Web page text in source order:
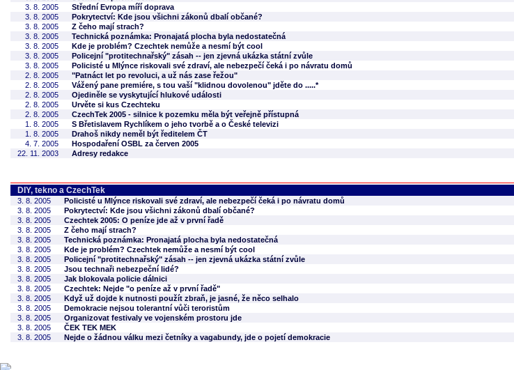
3. 8. 2005
Střední Evropa míří doprava
3. 8. 2005
Pokrytectví: Kde jsou všichni zákonů dbalí občané?
3. 8. 2005
Z čeho mají strach?
3. 8. 2005
Technická poznámka: Pronajatá plocha byla nedostatečná
3. 8. 2005
Kde je problém? Czechtek nemůže a nesmí být cool
3. 8. 2005
Policejní "protitechnařský" zásah -- jen zjevná ukázka státní zvůle
3. 8. 2005
Policisté u Mlýnce riskovali své zdraví, ale nebezpečí čeká i po návratu domů
2. 8. 2005
"Patnáct let po revoluci, a už nás zase řežou"
2. 8. 2005
Vážený pane premiére, s tou vaší "klidnou dovolenou" jděte do .....*
2. 8. 2005
Ojediněle se vyskytující hlukové události
2. 8. 2005
Urvěte si kus Czechteku
2. 8. 2005
CzechTek 2005 - silnice k pozemku měla být veřejně přístupná
1. 8. 2005
S Břetislavem Rychlíkem o jeho tvorbě a o České televizi
1. 8. 2005
Drahoš nikdy neměl být ředitelem ČT
4. 7. 2005
Hospodaření OSBL za červen 2005
22. 11. 2003
Adresy redakce
DIY, tekno a CzechTek
3. 8. 2005 Policisté u Mlýnce riskovali své zdraví, ale nebezpečí čeká i po návratu domů
3. 8. 2005
Pokrytectví: Kde jsou všichni zákonů dbalí občané?
3. 8. 2005
Czechtek 2005: O peníze jde až v první řadě
3. 8. 2005
Z čeho mají strach?
3. 8. 2005
Technická poznámka: Pronajatá plocha byla nedostatečná
3. 8. 2005
Kde je problém? Czechtek nemůže a nesmí být cool
3. 8. 2005
Policejní "protitechnařský" zásah -- jen zjevná ukázka státní zvůle
3. 8. 2005
Jsou technaři nebezpeční lidé?
3. 8. 2005
Jak blokovala policie dálnici
3. 8. 2005
Czechtek: Nejde "o peníze až v první řadě"
3. 8. 2005
Když už dojde k nutnosti použít zbraň, je jasné, že něco selhalo
3. 8. 2005
Demokracie nejsou tolerantní vůči teroristům
3. 8. 2005
Organizovat festivaly ve vojenském prostoru jde
3. 8. 2005
ČEK TEK MEK
3. 8. 2005
Nejde o žádnou válku mezi četníky a vagabundy, jde o pojetí demokracie